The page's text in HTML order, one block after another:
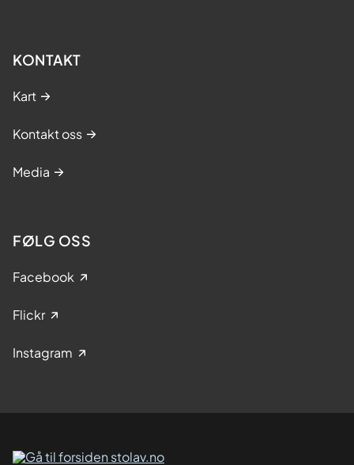
KONTAKT
Kart
Kontakt oss
Media
FØLG OSS
Facebook
Flickr
Instagram